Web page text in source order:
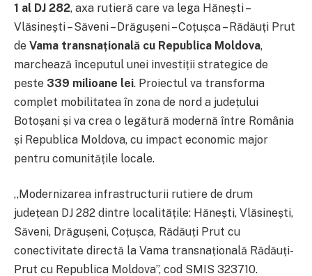
1 al DJ 282, axa rutieră care va lega Hănești –
Vlăsinești – Săveni – Drăgușeni – Coțușca – Rădăuți Prut
de Vama transnațională cu Republica Moldova,
marchează începutul unei investiții strategice de
peste 339 milioane lei. Proiectul va transforma
complet mobilitatea în zona de nord a județului
Botoșani și va crea o legătură modernă între România
și Republica Moldova, cu impact economic major
pentru comunitățile locale.
,,Modernizarea infrastructurii rutiere de drum
județean DJ 282 dintre localitățile: Hănești, Vlăsinești,
Săveni, Drăgușeni, Coțușca, Rădăuți Prut cu
conectivitate directă la Vama transnațională Rădăuți-
Prut cu Republica Moldova”, cod SMIS 323710.